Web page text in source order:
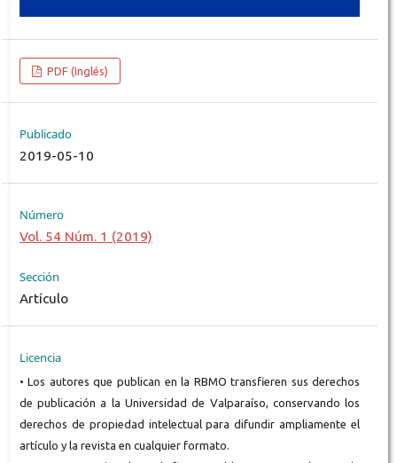
PDF (Inglés)
Publicado
2019-05-10
Número
Vol. 54 Núm. 1 (2019)
Sección
Artículo
Licencia
• Los autores que publican en la RBMO transfieren sus derechos
de publicación a la Universidad de Valparaíso, conservando los
derechos de propiedad intelectual para difundir ampliamente el
artículo y la revista en cualquier formato.